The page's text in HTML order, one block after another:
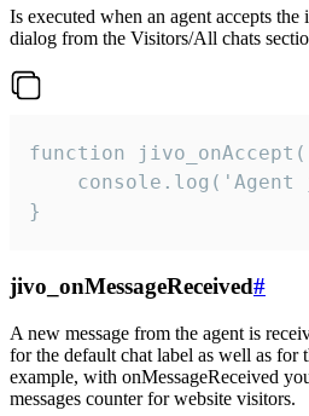
Is executed when an agent accepts
dialog from the Visitors/All chats
function
}
jivo_onMessageReceived#
A new message from the agent is
for the default chat label as well as for
example, with onMessageReceived
messages counter for website visitors.